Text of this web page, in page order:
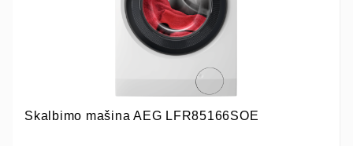
Skalbimo mašina AEG LFR85166SOE